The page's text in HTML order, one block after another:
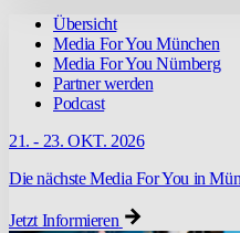
Übersicht
Media For You München
Media For You Nürnberg
Partner werden
Podcast
21. - 23. OKT. 2026
Die nächste Media For You in
Jetzt Informieren